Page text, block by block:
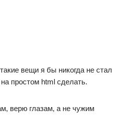
вещи я бы никогда не стал
простом html сделать.
верю глазам, а не чужим